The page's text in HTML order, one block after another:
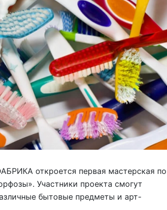
откроется первая мастерская по
Участники проекта смогут
бытовые предметы и арт-